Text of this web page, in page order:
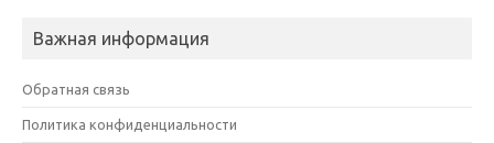
Важная информация
Обратная связь
Политика конфиденциальности